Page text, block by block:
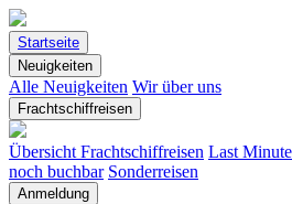
Startseite
Neuigkeiten
Alle Neuigkeiten Wir über uns
Frachtschiffreisen
Übersicht Frachtschiffreisen Last
noch buchbar Sonderreisen
Anmeldung